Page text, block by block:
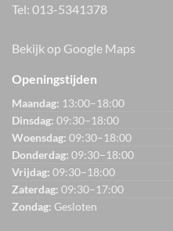
Tel: 013-5341378
Bekijk op Google Maps
Openingstijden
Maandag: 13:00–18:00
Dinsdag: 09:30–18:00
Woensdag: 09:30–18:00
Donderdag: 09:30–18:00
Vrijdag: 09:30–18:00
Zaterdag: 09:30–17:00
Zondag: Gesloten